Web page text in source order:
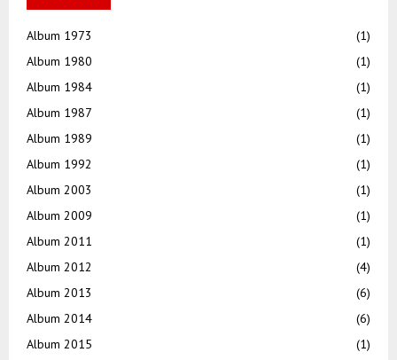
Album 1973
(1)
Album 1980
(1)
Album 1984
(1)
Album 1987
(1)
Album 1989
(1)
Album 1992
(1)
Album 2003
(1)
Album 2009
(1)
Album 2011
(1)
Album 2012
(4)
Album 2013
(6)
Album 2014
(6)
Album 2015
(1)